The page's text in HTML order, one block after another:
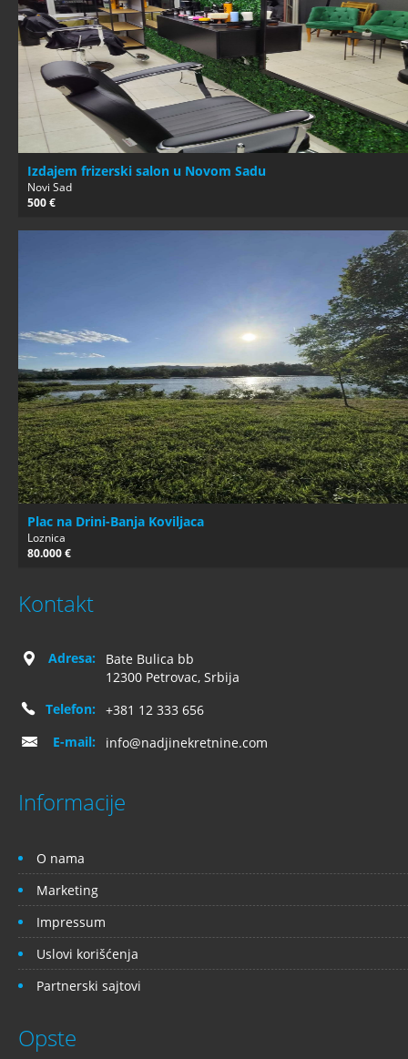
Izdajem frizerski salon u Novom Sadu
Novi Sad
500 €
Plac na Drini-Banja Koviljaca
Loznica
80.000 €
Kontakt
Adresa:
Bate Bulica bb
12300 Petrovac, Srbija
Telefon:
+381 12 333 656
E-mail:
info@nadjinekretnine.com
Informacije
O nama
Marketing
Impressum
Uslovi korišćenja
Partnerski sajtovi
Opste